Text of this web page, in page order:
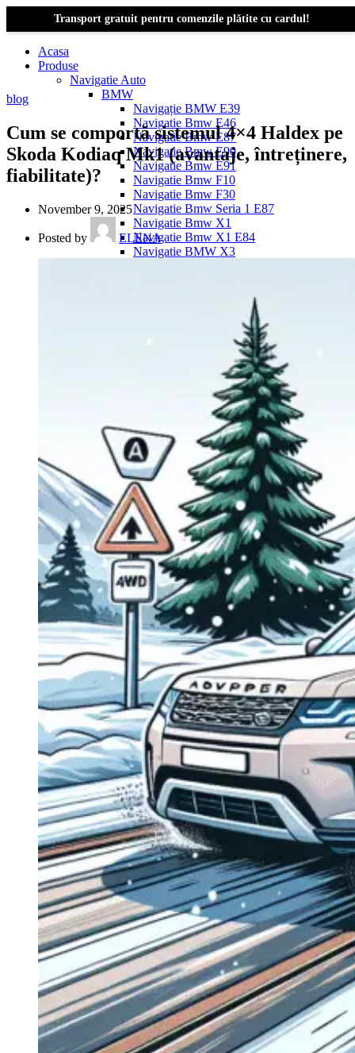
Transport gratuit pentru comenzile plătite cu cardul!
Acasa
Produse
Navigatie Auto
BMW
Navigație BMW E39
Navigatie Bmw E46
Navigatie Bmw E87
Navigatie Bmw E90
Navigatie Bmw E91
Navigatie Bmw F10
Navigatie Bmw F30
Navigatie Bmw Seria 1 E87
Navigatie Bmw X1
Navigatie Bmw X1 E84
Navigatie BMW X3
Navigație Dacia Logan 1 (2004–2012)
Navigație Dacia Logan 2 (2012–2020)
Navigație Dacia Logan 3 (2020–Prezent)
Navigatie Duster 2011
Navigatie Duster 2019
Navigatie Audi A3 8p
Navigatie Audi A4
Navigatie Audi A4 B6
Navigatie Audi A4 B7
Navigatie Audi A4 B8
Navigatie Audi A5
Navigatie Audi A6 C5
Navigatie Audi A6 C6
Navigatie Audi A6 C7
Navigatie Audi Q5
Ford
Navigație Ford Fiesta
Navigație Ford Focus 1
Navigație Ford Focus 2
Navigație Ford Focus MK3
Navigație Ford Mondeo MK3
Navigație Ford Mondeo MK4
Navigație Ford Transit
Mercedes
Navigație Mercedes C Class W203
Navigație Mercedes C Class W204
Navigație Mercedes W203
Navigație Mercedes W204
Navigație Mercedes W211
Navigație Mercedes Sprinter
Passat
Navigație Passat B5
Navigație Passat B5 5
Navigație Passat B6
Navigație Passat B7
Navigație Passat B8
Navigație Passat CC
Skoda
Navigație Skoda Fabia 1
Navigație Skoda Fabia 2
Navigație Skoda Octavia 1
Navigație Skoda Octavia 2
Navigație Skoda Octavia 3
Navigație Skoda Rapid
Navigație Skoda Superb 1
Navigație Skoda Superb 2
Navigație Toyota Avensis T25
Portbagaj Plafon Auto
Sub 350 Litri
Peste 350 Litri
blog
Cum se comportă sistemul 4×4 Haldex pe
Skoda Kodiaq Mk1 (avantaje, întreținere,
fiabilitate)?
November 9, 2025
Posted by ELENA